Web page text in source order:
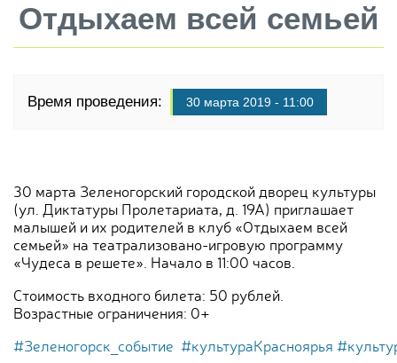
Отдыхаем всей семьей
Время проведения: 30 марта 2019 - 11:00
30 марта Зеленогорский городской дворец культуры
(ул. Диктатуры Пролетариата, д. 19А) приглашает
малышей и их родителей в клуб «Отдыхаем всей
семьей» на театрализовано-игровую программу
«Чудеса в решете». Начало в 11:00 часов.
Стоимость входного билета: 50 рублей.
Возрастные ограничения: 0+
#Зеленогорск_событие #культураКрасноярья